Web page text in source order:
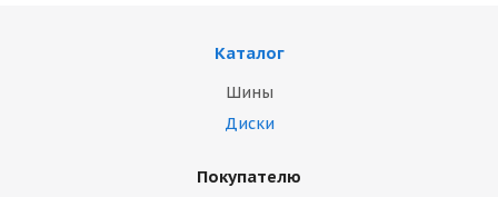
Каталог
Шины
Диски
Покупателю